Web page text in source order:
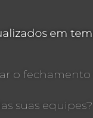
em
o
suas equipes?